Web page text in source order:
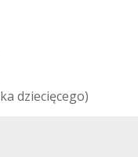
ka dziecięcego)